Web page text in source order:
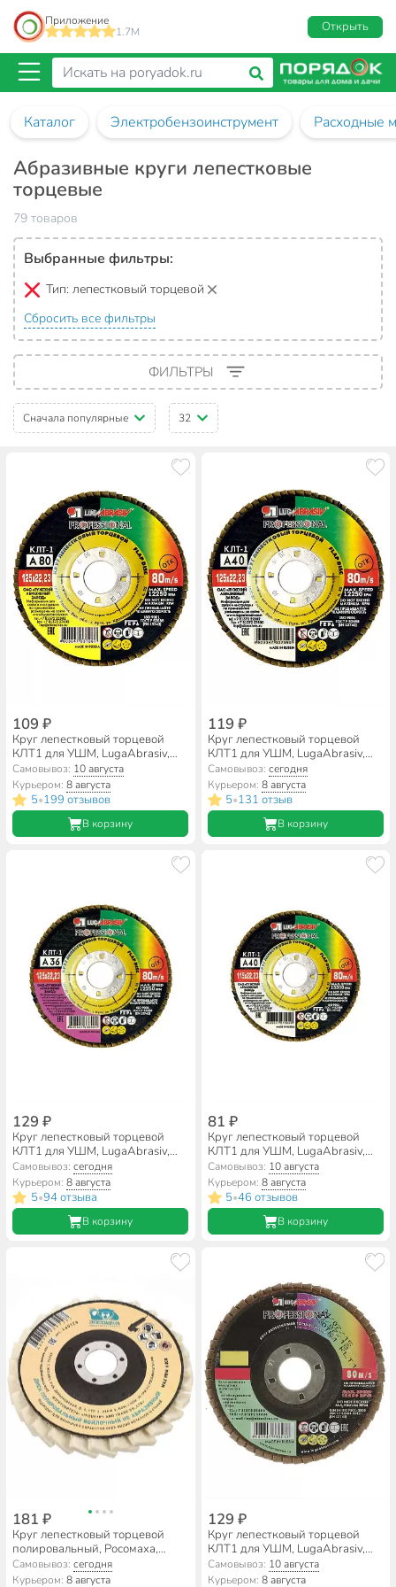
Приложение
1.7M
Открыть
Каталог Электробензоинструмент Расходные
Абразивные круги лепестковые
торцевые
79 товаров
Выбранные фильтры:
Тип: лепестковый торцевой
Сбросить все фильтры
ФИЛЬТРЫ
Сначала популярные 32
109 ₽
Круг лепестковый торцевой
КЛТ1 для УШМ, LugaAbrasiv,
диаметр 125 мм, посадочный
диаметр 22 мм, зернистость
A80, шлифовальный
Самовывоз: 10 августа
Курьером:8 августа
5•199 отзывов
В корзину
119 ₽
Круг лепестковый торцевой
КЛТ1 для УШМ, LugaAbrasiv,
диаметр 125 мм, посадочный
диаметр 22 мм, зернистость
A40, шлифовальный
Самовывоз: сегодня
Курьером: 8 августа
5•131 отзыв
В корзину
129 ₽
Круг лепестковый торцевой
КЛТ1 для УШМ, LugaAbrasiv,
диаметр 125 мм, посадочный
диаметр 22 мм, зернистость
A36, шлифовальный
Самовывоз:сегодня
Курьером:8 августа
5•94 отзыва
В корзину
81 ₽
Круг лепестковый торцевой
КЛТ1 для УШМ, LugaAbrasiv,
диаметр 115 мм, посадочный
диаметр 22 мм, зернистость
A40, шлифовальный
Самовывоз: 10 августа
Курьером: 8 августа
5•46 отзывов
В корзину
181 ₽
Круг лепестковый торцевой
полировальный, Росомаха,
натуральный войлок, диаметр
125 мм, 460125
Самовывоз:сегодня
Курьером:8 августа
129 ₽
Круг лепестковый торцевой
КЛТ1 для УШМ, LugaAbrasiv,
диаметр 125 мм, посадочный
диаметр 22 мм, зернистость
Самовывоз: 10 августа
Курьером: 8 августа